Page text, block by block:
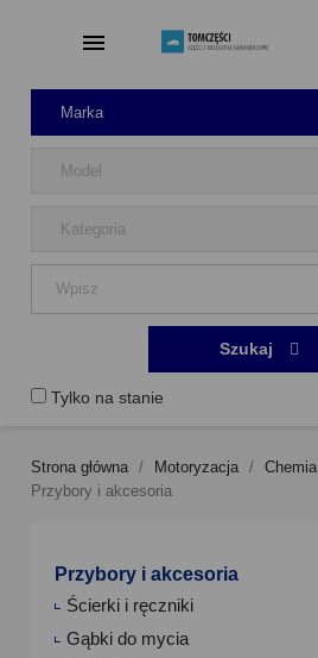
Tylko na stanie
Szukaj
Strona główna Motoryzacja Chemia
Przybory i akcesoria
Przybory i akcesoria
Ścierki i ręczniki
Gąbki do mycia